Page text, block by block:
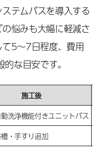
テムバスを導入する
悩みも大幅に軽減さ
5～7日程度、費用
な目安です。
施工後
洗浄機能付きユニットバス
・手すり追加